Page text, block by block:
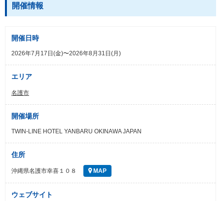
開催情報
開催日時
2026年7月17日(金)〜2026年8月31日(月)
エリア
名護市
開催場所
TWIN-LINE HOTEL YANBARU OKINAWA JAPAN
住所
沖縄県名護市幸喜１０８ MAP
ウェブサイト